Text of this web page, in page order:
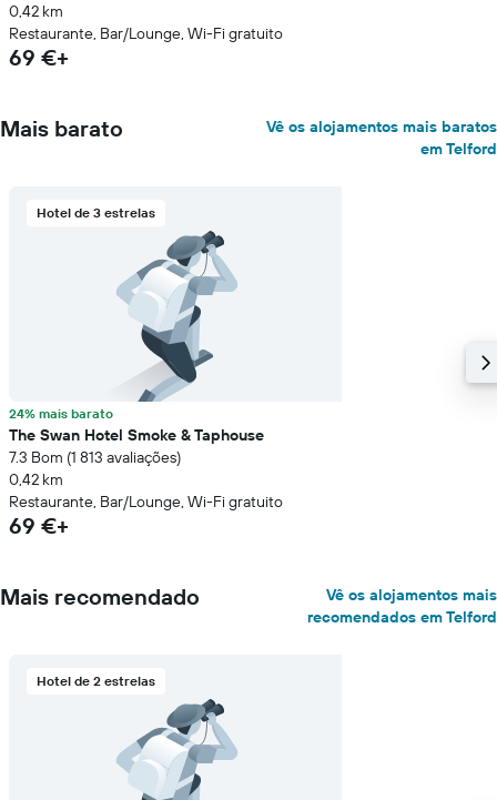
0,42 km
Restaurante, Bar/Lounge, Wi-Fi gratuito
69 €+
Mais barato
Vê os alojamentos mais baratos
em Telford
Hotel de 3 estrelas
24% mais barato
The Swan Hotel Smoke & Taphouse
7.3 Bom (1 813 avaliações)
0,42 km
Restaurante, Bar/Lounge, Wi-Fi gratuito
69 €+
Mais recomendado
Vê os alojamentos mais
recomendados em Telford
Hotel de 2 estrelas